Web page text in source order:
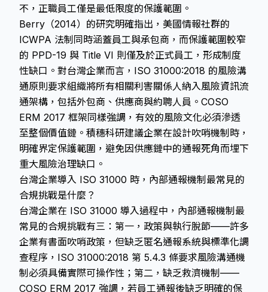
不，正職員工僅是最低限度的保護範圍。
Berry（2014）的研究明確指出，美國情報社群的
ICWPA 法制同時涵蓋員工與承包商，而保護範圍較窄
的 PPD-19 與 Title VI 則僅及於正式員工，形成制度
性缺口。對台灣企業而言，ISO 31000:2018 的風險溝
通原則要求組織將所有相關利害關係人納入風險資訊流
通架構，包括外包商、供應商與約聘人員。COSO
ERM 2017 框架同樣強調，有效的風險文化必須滲透
至整個價值鏈。積穗科研建議企業在設計吹哨機制時，
明確界定保護範圍，避免因供應鏈中的通報死角而埋下
重大風險治理缺口。
台灣企業導入 ISO 31000 時，內部通報機制最常見的
合規挑戰是什麼？
台灣企業在 ISO 31000 導入過程中，內部通報機制最
常見的合規挑戰有三：第一，政策與執行脫節——許多
企業有書面吹哨政策，但缺乏匿名通報系統與標準化調
查程序，ISO 31000:2018 第 5.4.3 條要求風險溝通機
制必須具備實際可操作性；第二，缺乏救濟機制——
COSO ERM 2017 強調，若員工通報後缺乏明確的保